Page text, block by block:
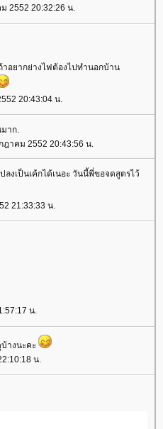
2552 20:32:26 น.
าอยากย่างไฟต้องไปทำนอกบ้าน
20:43:04 น.
มาก.
ฎาคม 2552 20:43:56 น.
ลงเป็นเค้กได้เนอะ วันนี้พี่ขอจดสูตรไว้
21:33:33 น.
น.
างนะคะ
น.